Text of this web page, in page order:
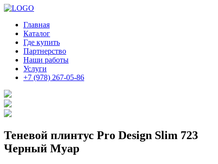
Главная
Каталог
Где купить
Партнерство
Наши работы
Услуги
+7 (978) 267-05-86
Теневой плинтус Pro Design Slim 723
Черный Муар